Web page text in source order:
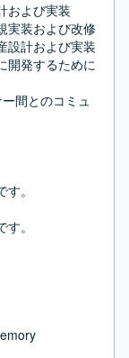
および実装
実装および改修
設計および実装
開発するために
間とのコミュ
。
。